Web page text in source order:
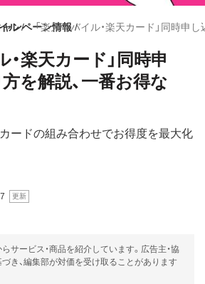
ル
ャンペーン情報
「楽天モバイル・楽天カード」同時申
・楽天カード」同時申
を解説、一番お得な
ードの組み合わせでお得度を最大化
サービス・商品を紹介しています。広告主・協
き、編集部が対価を受け取ることがあります